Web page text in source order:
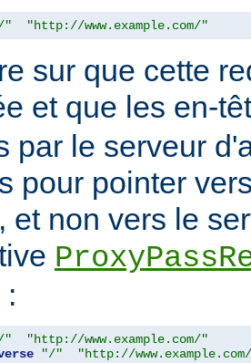
" "http://www.example.com/"
sur que cette
et que les en-
par le serveur
pour pointer
et non vers le
:
"
"http://www.example.com/"
"/" "http://